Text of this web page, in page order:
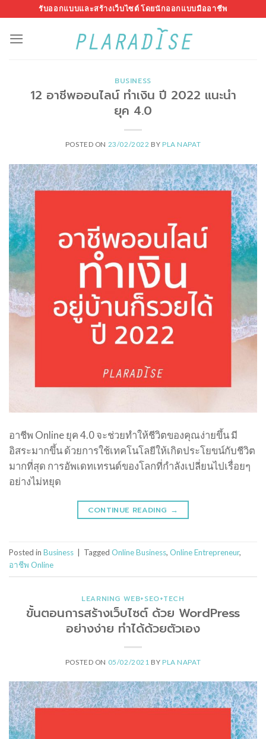
content
รับออกแบบและสร้างเว็บไซต์ โดยนักออกแบบมืออาชีพ
BUSINESS
12 อาชีพออนไลน์ ทำเงิน ปี 2022 แนะนำ
ยุค 4.0
POSTED ON 23/02/2022 BY PLA NAPAT
อาชีพ Online ยุค 4.0 จะช่วยทำให้ชีวิตของคุณง่ายขึ้น มี
อิสระมากขึ้น ด้วยการใช้เทคโนโลยีให้เกิดประโยขน์กับชีวิต
มากที่สุด การอัพเดทเทรนด์ของโลกที่กำลังเปลี่ยนไปเรื่อยๆ
อย่างไม่หยุด
CONTINUE READING →
Posted in Business Tagged Online Business, Online Entrepreneur,
อาชีพ Online
LEARNING WEB+SEO+TECH
ขั้นตอนการสร้างเว็บไซต์ ด้วย WordPress
อย่างง่าย ทำได้ด้วยตัวเอง
POSTED ON 05/02/2021 BY PLA NAPAT